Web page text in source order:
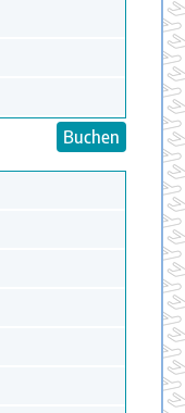
Buchen